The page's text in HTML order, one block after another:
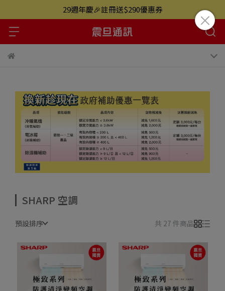
29週年慶🎉註冊送$290優惠券
SHARP 空調
預設排序 共 27 件商品